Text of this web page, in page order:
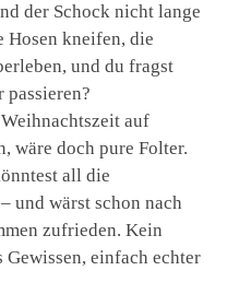
der Schock nicht lange
Hosen kneifen, die
und du fragst
passieren?
auf
wäre doch pure Folter.
all die
und wärst schon nach
zufrieden. Kein
einfach echter